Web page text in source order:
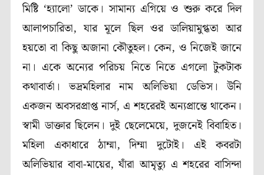
মিষ্টি ‘হ্যালো’ ডাকে। সামান্য এগিয়ে ও শুরু করে দিল
আলাপচারিতা, যার মূলে ছিল ওর ডালিয়ামুগ্ধতা আর
হয়তো বা কিছু অজানা কৌতুহল। কেন, ও নিজেই জানে
না। একে অন্যের পরিচয় নিতে নিতে এগলো টুকটাক
কথাবার্তা। ভদ্রমহিলার নাম অলিভিয়া ডেভিস। উনি
একজন অবসরপ্রাপ্ত নার্স, এ শহরেরই অন্যপ্রান্তে থাকেন।
স্বামী ডাক্তার ছিলেন। দুই ছেলেমেয়ে, দুজনেই বিবাহিত।
মহিলা একাধারে ঠাম্মা, দিম্মা দুটোই। এই কবরটা
অলিভিয়ার বাবা-মায়ের, যাঁরা আমৃত্যু এ শহরের বাসিন্দা